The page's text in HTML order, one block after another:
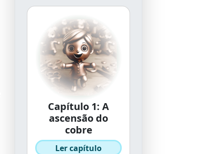
Capítulo 1: A
ascensão do
cobre
Ler capítulo